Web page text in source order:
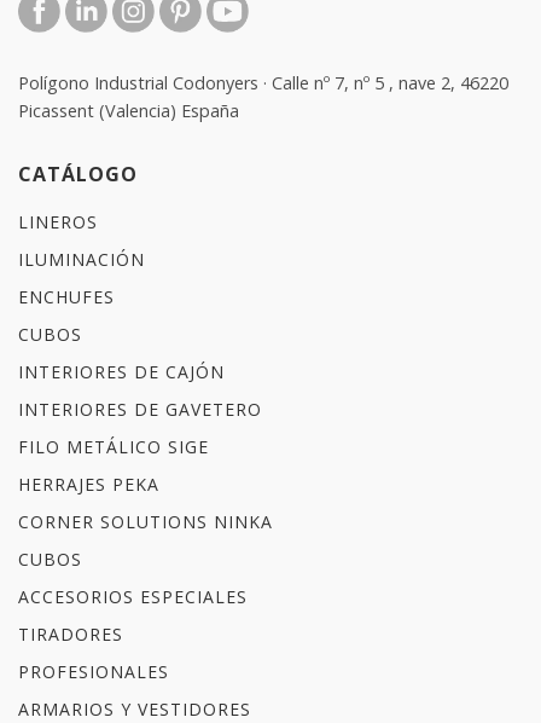
Polígono Industrial Codonyers · Calle nº 7, nº 5 , nave 2, 46220
Picassent (Valencia) España
CATÁLOGO
LINEROS
ILUMINACIÓN
ENCHUFES
CUBOS
INTERIORES DE CAJÓN
INTERIORES DE GAVETERO
FILO METÁLICO SIGE
HERRAJES PEKA
CORNER SOLUTIONS NINKA
CUBOS
ACCESORIOS ESPECIALES
TIRADORES
PROFESIONALES
ARMARIOS Y VESTIDORES